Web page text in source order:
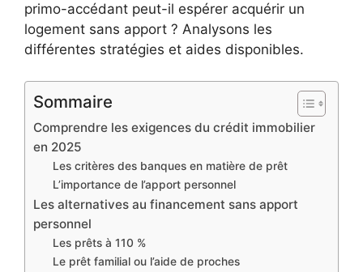
primo-accédant peut-il espérer acquérir un
logement sans apport ? Analysons les
différentes stratégies et aides disponibles.
Sommaire
Comprendre les exigences du crédit immobilier
en 2025
Les critères des banques en matière de prêt
L’importance de l’apport personnel
Les alternatives au financement sans apport
personnel
Les prêts à 110 %
Le prêt familial ou l’aide de proches